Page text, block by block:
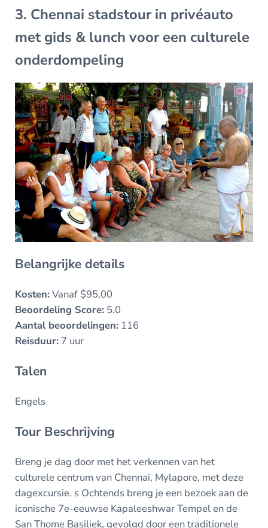
3. Chennai stadstour in privéauto
met gids & lunch voor een culturele
onderdompeling
Belangrijke details
Kosten:Vanaf $95,00
Beoordeling Score:5.0
Aantal beoordelingen:116
Reisduur:7 uur
Talen
Engels
Tour Beschrijving
Breng je dag door met het verkennen van het
culturele centrum van Chennai, Mylapore, met deze
dagexcursie. s Ochtends breng je een bezoek aan de
iconische 7e-eeuwse Kapaleeshwar Tempel en de
San Thome Basiliek, gevolgd door een traditionele